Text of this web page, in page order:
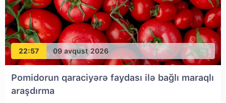
22:57 09 avqust 2026
Pomidorun qaraciyərə faydası ilə bağlı maraqlı
araşdırma